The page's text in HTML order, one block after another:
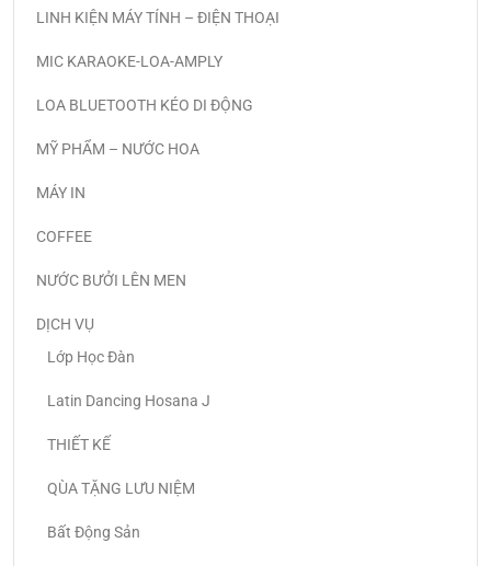
LINH KIỆN MÁY TÍNH – ĐIỆN THOẠI
MIC KARAOKE-LOA-AMPLY
LOA BLUETOOTH KÉO DI ĐỘNG
MỸ PHẨM – NƯỚC HOA
MÁY IN
COFFEE
NƯỚC BƯỞI LÊN MEN
DỊCH VỤ
Lớp Học Đàn
Latin Dancing Hosana J
THIẾT KẾ
QÙA TẶNG LƯU NIỆM
Bất Động Sản